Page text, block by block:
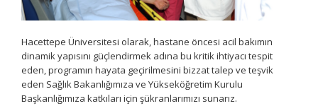
Hacettepe Üniversitesi olarak, hastane öncesi acil bakımın
dinamik yapısını güçlendirmek adına bu kritik ihtiyacı tespit
eden, programın hayata geçirilmesini bizzat talep ve teşvik
eden Sağlık Bakanlığımıza ve Yükseköğretim Kurulu
Başkanlığımıza katkıları için şükranlarımızı sunarız.